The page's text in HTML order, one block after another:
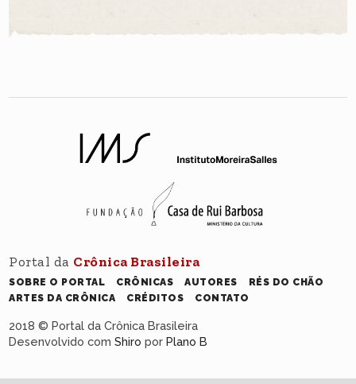
Portal da Crônica Brasileira
SOBRE O PORTAL CRÔNICAS AUTORES
RÉS DO CHÃO
ARTES DA CRÔNICA
CRÉDITOS CONTATO
2018 © Portal da Crônica Brasileira
Desenvolvido comShiro porPlano B